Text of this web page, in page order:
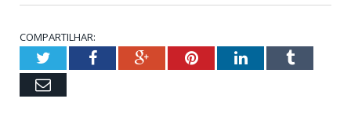
COMPARTILHAR:
TwitterFacebookGoogle+PinterestLinkedInTumblr
Email